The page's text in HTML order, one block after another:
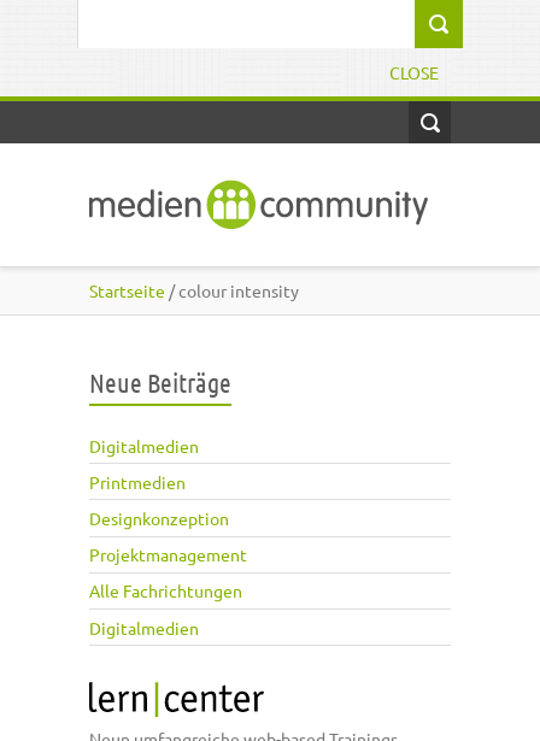
CLOSE
Startseite / colour intensity
Neue Beiträge
Digitalmedien
Printmedien
Designkonzeption
Projektmanagement
Alle Fachrichtungen
Digitalmedien